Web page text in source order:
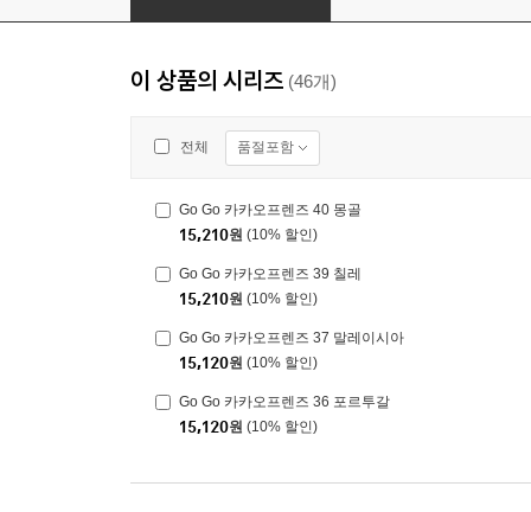
이 상품의 시리즈 (46개)
전체 품절포함
Go Go 카카오프렌즈 40 몽골
15,210원 (10% 할인)
Go Go 카카오프렌즈 39 칠레
15,210원 (10% 할인)
Go Go 카카오프렌즈 37 말레이시아
15,120원 (10% 할인)
Go Go 카카오프렌즈 36 포르투갈
15,120원 (10% 할인)